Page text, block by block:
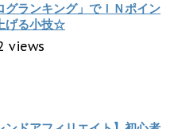
グランキング」でＩＮポイン
げる小技☆
views